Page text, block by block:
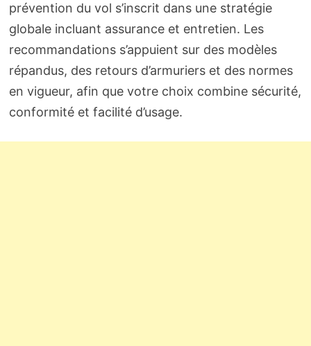
prévention du vol s’inscrit dans une stratégie
globale incluant assurance et entretien. Les
recommandations s’appuient sur des modèles
répandus, des retours d’armuriers et des normes
en vigueur, afin que votre choix combine sécurité,
conformité et facilité d’usage.